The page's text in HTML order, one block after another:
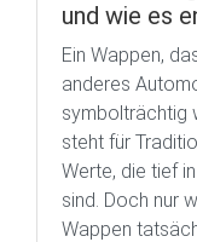
und wie es
Ein Wappen,
anderes
symbolträchtig
steht für
Werte, die tief
sind. Doch nur
Wappen